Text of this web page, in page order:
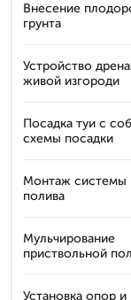
Внесение
грунта
Устройство
живой изгороди
Посадка туи с
схемы посадки
Монтаж системы
полива
Мульчирование
приствольной
Установка опор и